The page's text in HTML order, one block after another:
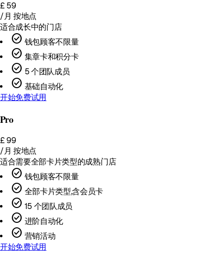
£ 59
/月 按地点
适合成长中的门店
check_circle 钱包顾客不限量
check_circle 集章卡和积分卡
check_circle 5 个团队成员
check_circle 基础自动化
开始免费试用
Pro
£ 99
/月 按地点
适合需要全部卡片类型的成熟门店
check_circle 钱包顾客不限量
check_circle 全部卡片类型，含会员卡
check_circle 15 个团队成员
check_circle 进阶自动化
check_circle 营销活动
开始免费试用